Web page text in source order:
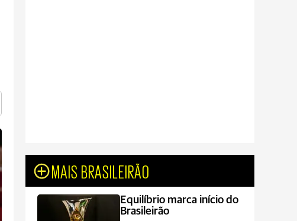
MAIS BRASILEIRÃO
Equilíbrio marca início do
Brasileirão